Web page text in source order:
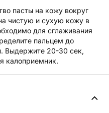
пасты на кожу вокруг
чистую и сухую кожу в
для сглаживания
пальцем до
Выдержите 20-30 сек,
калоприемник.